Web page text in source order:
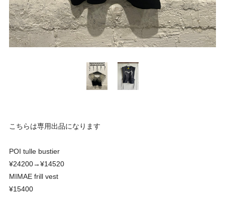
こちらは専用出品になります
POI tulle bustier
¥24200→¥14520
MIMAE frill vest
¥15400